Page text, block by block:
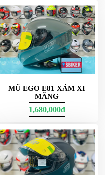
MŨ EGO E81 XÁM XI
MĂNG
1,680,000đ